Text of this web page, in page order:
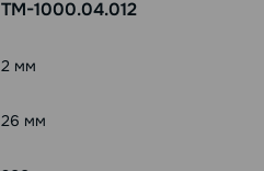
ТМ-1000.04.012
2 мм
26 мм